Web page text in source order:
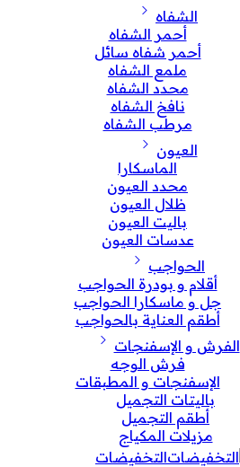
الشفاه
أحمر الشفاه
أحمر شفاه سائل
ملمع الشفاه
محدد الشفاه
نافخ الشفاه
مرطب الشفاه
العيون
الماسكارا
محدد العيون
ظلال العيون
باليت العيون
عدسات العيون
الحواجب
أقلام و بودرة الحواجب
جل و ماسكارا الحواجب
أطقم العناية بالحواجب
الفرش و الإسفنجات
فرش الوجه
الإسفنجات و المطبقات
باليتات التجميل
أطقم التجميل
مزيلات المكياج
التخفيضات